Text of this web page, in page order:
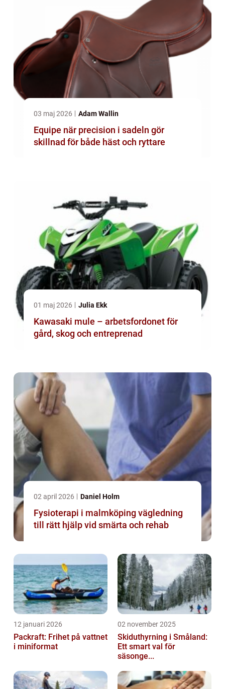
03 maj 2026 Adam Wallin
Equipe när precision i sadeln gör
skillnad för både häst och ryttare
01 maj 2026 Julia Ekk
Kawasaki mule – arbetsfordonet för
gård, skog och entreprenad
02 april 2026 Daniel Holm
Fysioterapi i malmköping vägledning
till rätt hjälp vid smärta och rehab
12 januari 2026
Packraft: Frihet på vattnet
i miniformat
02 november 2025
Skiduthyrning i Småland:
Ett smart val för
säsonge...